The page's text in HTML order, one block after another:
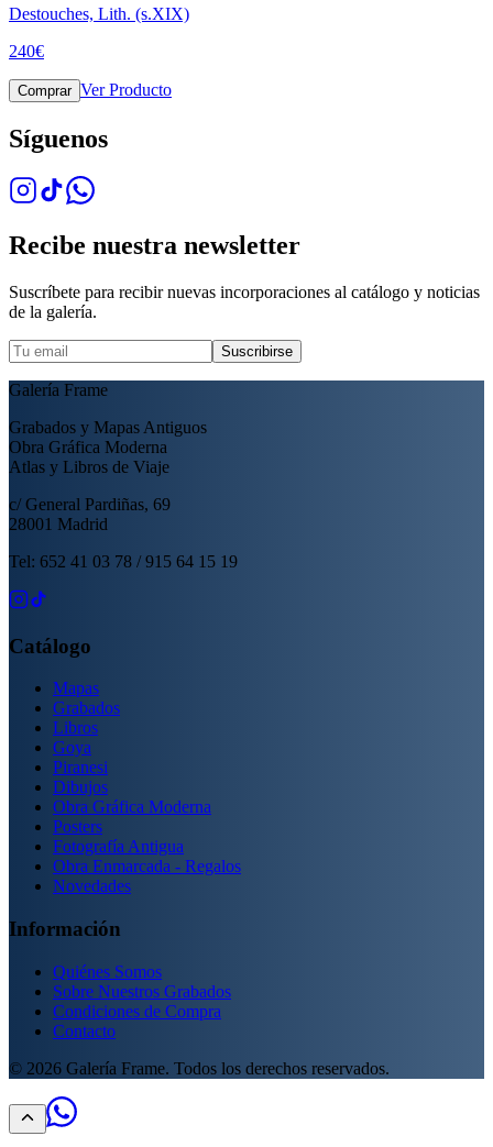
Destouches, Lith. (s.XIX)
240€
Comprar Ver Producto
Síguenos
Recibe nuestra newsletter
Suscríbete para recibir nuevas incorporaciones al catálogo y noticias
de la galería.
Suscribirse
Galería Frame
Grabados y Mapas Antiguos
Obra Gráfica Moderna
Atlas y Libros de Viaje
c/ General Pardiñas, 69
28001 Madrid
Tel: 652 41 03 78 / 915 64 15 19
Catálogo
Mapas
Grabados
Libros
Goya
Piranesi
Dibujos
Obra Gráfica Moderna
Posters
Fotografía Antigua
Obra Enmarcada - Regalos
Novedades
Información
Quiénes Somos
Sobre Nuestros Grabados
Condiciones de Compra
Contacto
© 2026 Galería Frame. Todos los derechos reservados.